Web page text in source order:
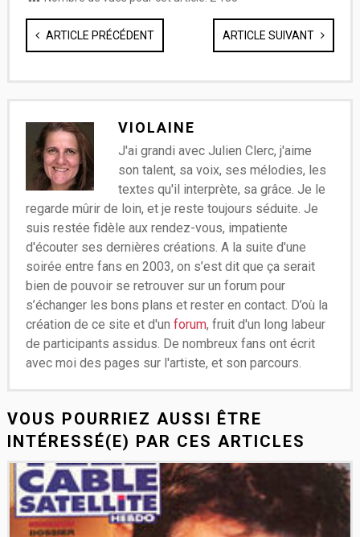
ARTICLE PRÉCÉDENT ARTICLE SUIVANT
VIOLAINE
J'ai grandi avec Julien Clerc, j'aime
son talent, sa voix, ses mélodies, les
textes qu'il interprète, sa grâce. Je le
regarde mûrir de loin, et je reste toujours séduite. Je
suis restée fidèle aux rendez-vous, impatiente
d'écouter ses dernières créations. A la suite d'une
soirée entre fans en 2003, on s’est dit que ça serait
bien de pouvoir se retrouver sur un forum pour
s’échanger les bons plans et rester en contact. D’où la
création de ce site et d'un forum, fruit d'un long labeur
de participants assidus. De nombreux fans ont écrit
avec moi des pages sur l'artiste, et son parcours.
VOUS POURRIEZ AUSSI ÊTRE
INTÉRESSÉ(E) PAR CES ARTICLES